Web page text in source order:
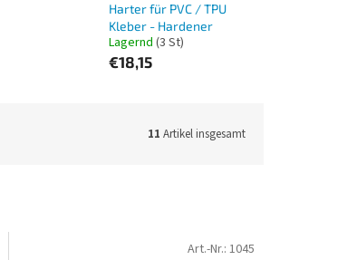
Harter für PVC / TPU
Kleber - Hardener
Lagernd (3 St)
€18,15
11 Artikel insgesamt
Art.-Nr.: 1045